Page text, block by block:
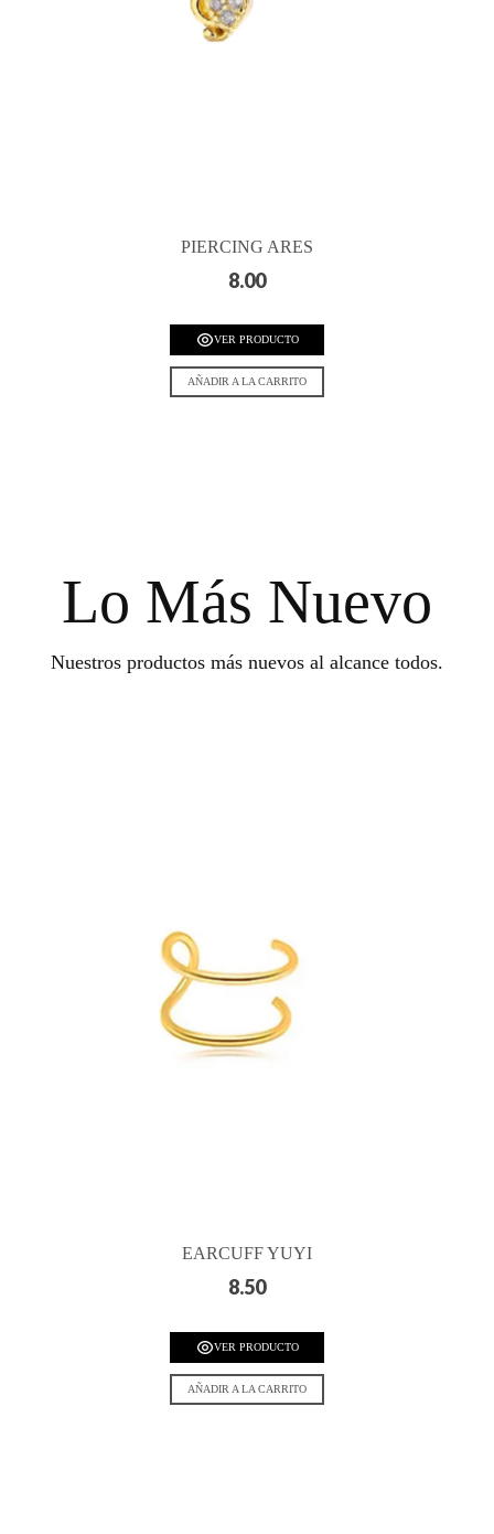
PIERCING ARES
8.00
VER PRODUCTO
AÑADIR A LA CARRITO
Lo Más Nuevo
Nuestros productos más nuevos al alcance todos.
EARCUFF YUYI
8.50
VER PRODUCTO
AÑADIR A LA CARRITO